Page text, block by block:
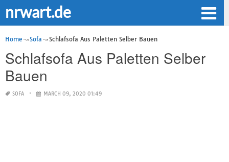
nrwart.de
Home Sofa Schlafsofa Aus Paletten Selber Bauen
Schlafsofa Aus Paletten Selber
Bauen
SOFA MARCH 09, 2020 01:49